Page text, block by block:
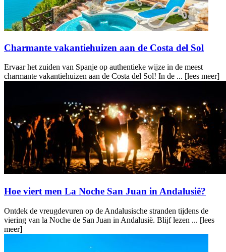
Charmante vakantiehuizen aan de Costa del Sol
Ervaar het zuiden van Spanje op authentieke wijze in de meest
charmante vakantiehuizen aan de Costa del Sol! In de ... [lees meer]
Hoe viert men La Noche San Juan in Andalusië?
Ontdek de vreugdevuren op de Andalusische stranden tijdens de
viering van la Noche de San Juan in Andalusië. Blijf lezen ... [lees
meer]